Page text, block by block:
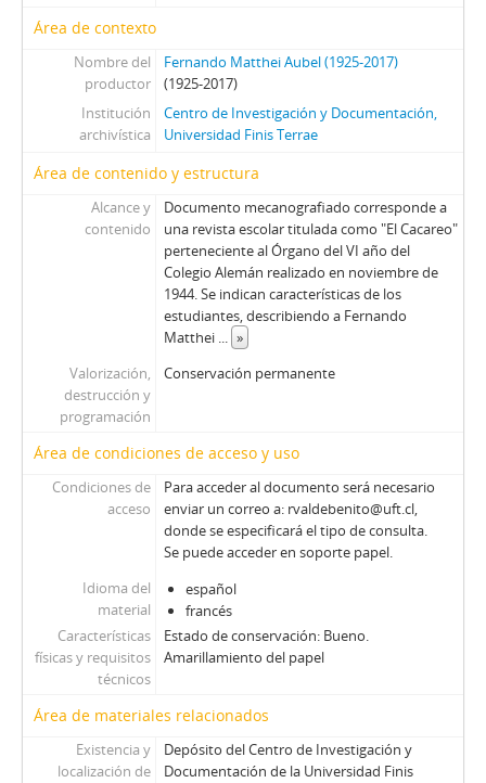
Área de contexto
Nombre del
productor
Fernando Matthei Aubel (1925-2017)
(1925-2017)
Institución
archivística
Centro de Investigación y Documentación,
Universidad Finis Terrae
Área de contenido y estructura
Alcance y
contenido
Documento mecanografiado corresponde a
una revista escolar titulada como "El Cacareo"
perteneciente al Órgano del VI año del
Colegio Alemán realizado en noviembre de
1944. Se indican características de los
estudiantes, describiendo a Fernando
Matthei ... »
Valorización,
destrucción y
programación
Conservación permanente
Área de condiciones de acceso y uso
Condiciones de
acceso
Para acceder al documento será necesario
enviar un correo a: rvaldebenito@uft.cl,
donde se especificará el tipo de consulta.
Se puede acceder en soporte papel.
Idioma del
material
español
francés
Características
físicas y requisitos
técnicos
Estado de conservación: Bueno.
Amarillamiento del papel
Área de materiales relacionados
Existencia y
localización de
Depósito del Centro de Investigación y
Documentación de la Universidad Finis